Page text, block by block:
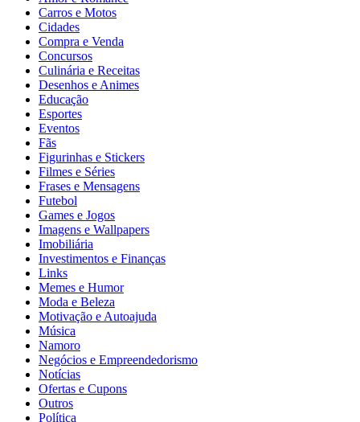
Carros e Motos
Cidades
Compra e Venda
Concursos
Culinária e Receitas
Desenhos e Animes
Educação
Esportes
Eventos
Fãs
Figurinhas e Stickers
Filmes e Séries
Frases e Mensagens
Futebol
Games e Jogos
Imagens e Wallpapers
Imobiliária
Investimentos e Finanças
Links
Memes e Humor
Moda e Beleza
Motivação e Autoajuda
Música
Namoro
Negócios e Empreendedorismo
Notícias
Ofertas e Cupons
Outros
Política